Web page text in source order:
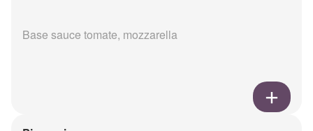
Base sauce tomate, mozzarella